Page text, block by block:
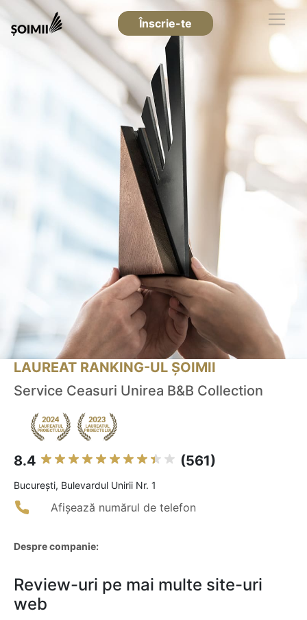
Înscrie-te
LAUREAT RANKING-UL ȘOIMII
Service Ceasuri Unirea B&B Collection
8.4 (561)
Bucureşti, Bulevardul Unirii Nr. 1
Afișează numărul de telefon
Despre companie:
Review-uri pe mai multe site-uri
web